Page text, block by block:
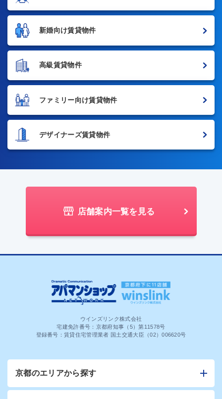
新婚向け賃貸物件
高級賃貸物件
ファミリー向け賃貸物件
デザイナーズ賃貸物件
店舗案内一覧を見る
ウインズリンク株式会社
宅建免許番号：京都府知事（5）第11578号
登録番号：賃貸住宅管理業者 国土交通大臣（02）006620号
京都のエリアから探す